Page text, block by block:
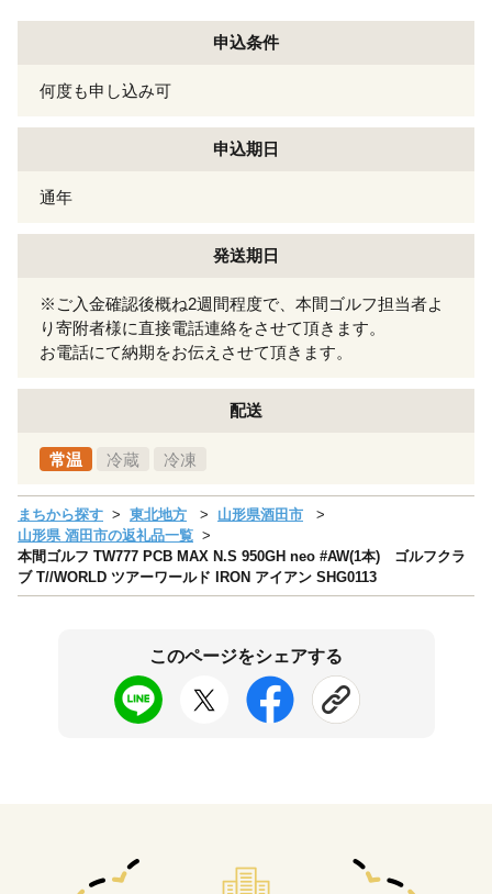
申込条件
何度も申し込み可
申込期日
通年
発送期日
※ご入金確認後概ね2週間程度で、本間ゴルフ担当者よ
り寄附者様に直接電話連絡をさせて頂きます。
お電話にて納期をお伝えさせて頂きます。
配送
常温 冷蔵 冷凍
まちから探す 東北地方
山形県酒田市
山形県 酒田市の返礼品一覧
本間ゴルフ TW777 PCB MAX N.S 950GH neo #AW(1本) ゴルフクラ
ブ T//WORLD ツアーワールド IRON アイアン SHG0113
このページをシェアする